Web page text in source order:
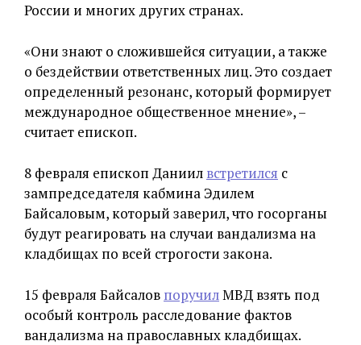
России и многих других странах.
«Они знают о сложившейся ситуации, а также
о бездействии ответственных лиц. Это создает
определенный резонанс, который формирует
международное общественное мнение», –
считает епископ.
8 февраля епископ Даниил встретился с
зампредседателя кабмина Эдилем
Байсаловым, который заверил, что госорганы
будут реагировать на случаи вандализма на
кладбищах по всей строгости закона.
15 февраля Байсалов поручилМВД взять под
особый контроль расследование фактов
вандализма на православных кладбищах.